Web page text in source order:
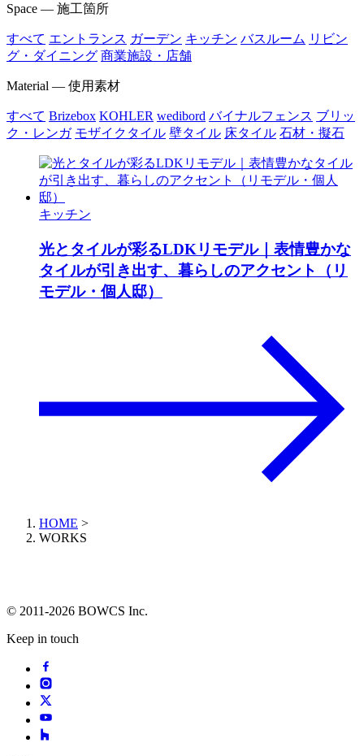
Space — 施工箇所
すべて エントランス ガーデン キッチン バスルーム リビン
グ・ダイニング 商業施設・店舗
Material — 使用素材
すべて Brizebox KOHLER wedibord バイナルフェンス ブリッ
ク・レンガ モザイクタイル 壁タイル 床タイル 石材・擬石
キッチン
光とタイルが彩るLDKリモデル｜表情豊かな
タイルが引き出す、暮らしのアクセント（リ
モデル・個人邸）
HOME >
WORKS
© 2011-2026 BOWCS Inc.
Keep in touch